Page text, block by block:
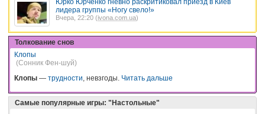
лидера группы «Ногу свело!»
Вчера, 22:20 (ivona.com.ua)
Толкование снов
Клопы
(Сонник Фен-шуй)
Клопы — трудности, невзгоды. Читать дальше
Самые популярные игры: "Настольные"